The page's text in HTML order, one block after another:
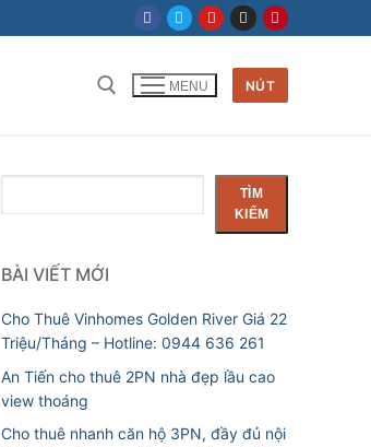
Tìm kiếm cho:
MENU NÚT
kiếm
TÌM
KIẾM
BÀI VIẾT MỚI
Cho Thuê Vinhomes Golden River Giá 22
Triệu/Tháng – Hotline: 0944 636 261
An Tiến cho thuê 2PN nhà đẹp lầu cao
view thoáng
Cho thuê nhanh căn hộ 3PN, đầy đủ nội